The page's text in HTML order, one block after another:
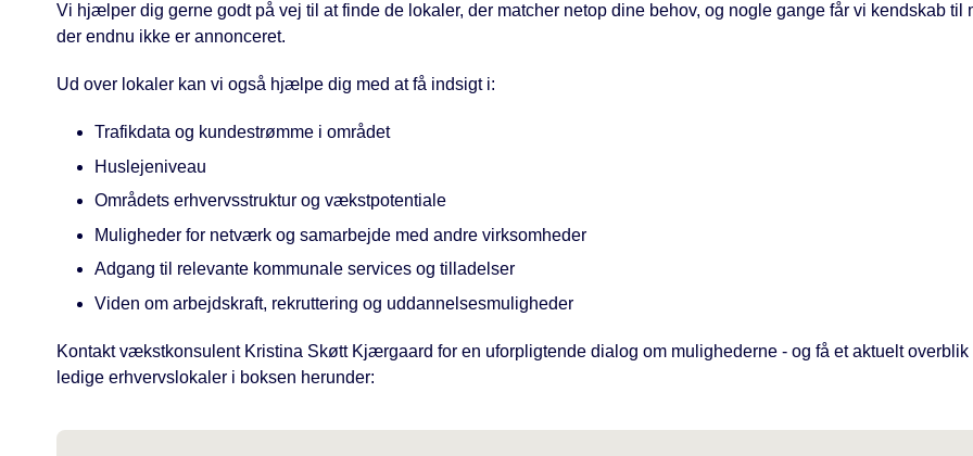
Vi hjælper dig gerne godt på vej til at finde de lokaler, der matcher netop dine behov, og nogle gange får vi kendskab til
der endnu ikke er annonceret.
Ud over lokaler kan vi også hjælpe dig med at få indsigt i:
Trafikdata og kundestrømme i området
Huslejeniveau
Områdets erhvervsstruktur og vækstpotentiale
Muligheder for netværk og samarbejde med andre virksomheder
Adgang til relevante kommunale services og tilladelser
Viden om arbejdskraft, rekruttering og uddannelsesmuligheder
Kontakt vækstkonsulent Kristina Skøtt Kjærgaard for en uforpligtende dialog om mulighederne - og få et aktuelt overblik
ledige erhvervslokaler i boksen herunder: